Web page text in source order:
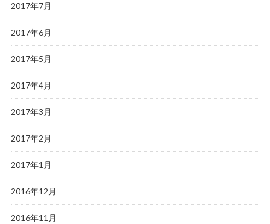
2017年7月
2017年6月
2017年5月
2017年4月
2017年3月
2017年2月
2017年1月
2016年12月
2016年11月